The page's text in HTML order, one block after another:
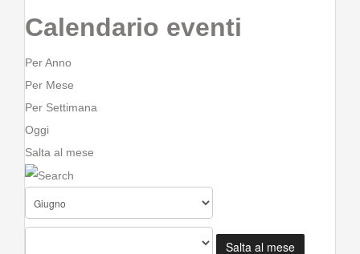
Calendario eventi
Per Anno
Per Mese
Per Settimana
Oggi
Salta al mese
Salta al mese